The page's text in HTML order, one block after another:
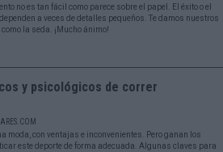
no es tan fácil como parece sobre el papel. El éxito o el
a veces de detalles pequeños. Te damos nuestros
la seda. ¡Mucho ánimo!
y psicológicos de correr
moda, con ventajas e inconvenientes. Pero ganan los
este deporte de forma adecuada. Algunas claves para